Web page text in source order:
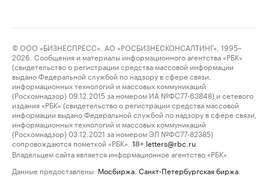
© ООО «БИЗНЕСПРЕСС», АО «РОСБИЗНЕСКОНСАЛТИНГ», 1995–
2026. Сообщения и материалы информационного агентства «РБК»
(свидетельство о регистрации средства массовой информации
выдано Федеральной службой по надзору в сфере связи,
информационных технологий и массовых коммуникаций
(Роскомнадзор) 09.12.2015 за номером ИА №ФС77-63848) и сетевого
издания «РБК» (свидетельство о регистрации средства массовой
информации выдано Федеральной службой по надзору в сфере связи,
информационных технологий и массовых коммуникаций
(Роскомнадзор) 03.12.2021 за номером ЭЛ №ФС77-82385)
сопровождаются пометкой «РБК».
18+ letters@rbc.ru
Владельцем сайта является информационное агентство «РБК».
Данные предоставлены: Мосбиржа Санкт-Петербургская биржа